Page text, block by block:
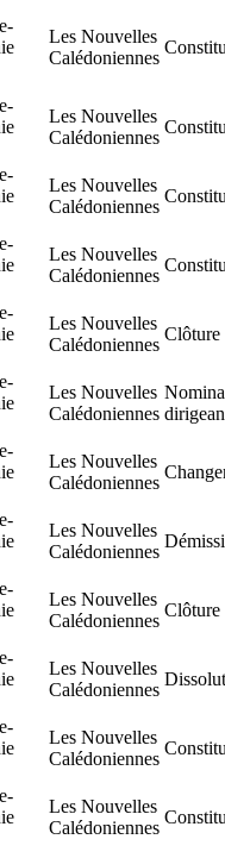
Les Nouvelles
Calédoniennes
Les Nouvelles
Calédoniennes
Les Nouvelles
Calédoniennes
Les Nouvelles
Calédoniennes
Les Nouvelles
Calédoniennes
Clôture
Les Nouvelles
Calédoniennes
Les Nouvelles
Calédoniennes
Les Nouvelles
Calédoniennes
Les Nouvelles
Calédoniennes
Clôture
Les Nouvelles
Calédoniennes
Les Nouvelles
Calédoniennes
Les Nouvelles
Calédoniennes